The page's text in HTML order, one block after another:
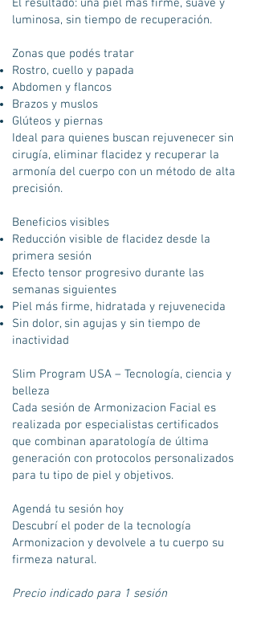
luminosa, sin tiempo de recuperación.
Zonas que podés tratar
Rostro, cuello y papada
Abdomen y flancos
Brazos y muslos
Glúteos y piernas
Ideal para quienes buscan rejuvenecer sin
cirugía, eliminar flacidez y recuperar la
armonía del cuerpo con un método de alta
precisión.
Beneficios visibles
Reducción visible de flacidez desde la
primera sesión
Efecto tensor progresivo durante las
semanas siguientes
Piel más firme, hidratada y rejuvenecida
Sin dolor, sin agujas y sin tiempo de
inactividad
Slim Program USA – Tecnología, ciencia y
belleza
Cada sesión de Armonizacion Facial es
realizada por especialistas certificados
que combinan aparatología de última
generación con protocolos personalizados
para tu tipo de piel y objetivos.
Agendá tu sesión hoy
Descubrí el poder de la tecnología
Armonizacion y devolvele a tu cuerpo su
firmeza natural.
Precio indicado para 1 sesión